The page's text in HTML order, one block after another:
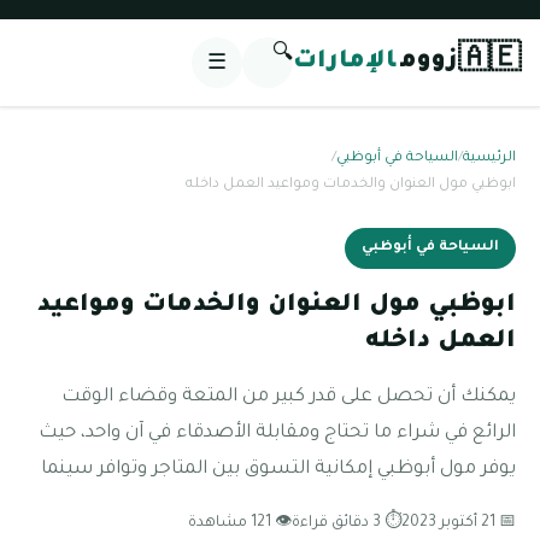
🇦🇪زوومالإمارات🔍
☰
الرئيسية/السياحة في أبوظبي/
ابوظبي مول العنوان والخدمات ومواعيد العمل داخله
السياحة في أبوظبي
ابوظبي مول العنوان والخدمات ومواعيد
العمل داخله
يمكنك أن تحصل على قدر كبير من المتعة وقضاء الوقت
الرائع في شراء ما تحتاج ومقابلة الأصدقاء في آن واحد، حيث
يوفر مول أبوظبي إمكانية التسوق بين المتاجر وتوافر سينما
📅 21 أكتوبر 2023 ⏱ 3 دقائق قراءة 👁 121 مشاهدة